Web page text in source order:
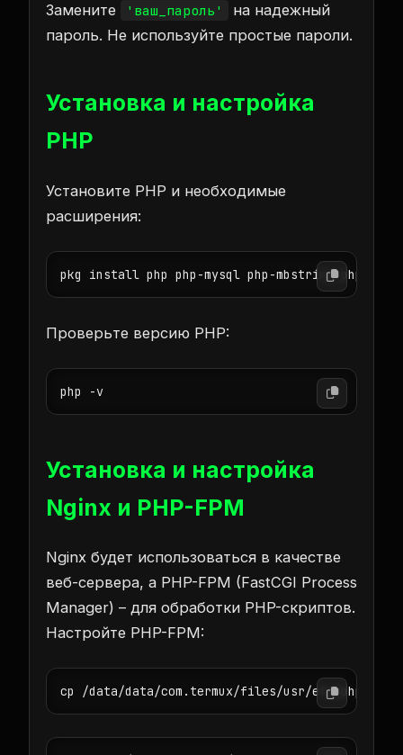
Замените 'ваш_пароль'
на надежный
пароль. Не используйте простые пароли.
Установка и настройка
PHP
Установите PHP и необходимые
расширения:
pkg install php php-mysql php-mbstring php-curl
Проверьте версию PHP:
php -v
Установка и настройка
Nginx и PHP-FPM
Nginx будет использоваться в качестве
веб-сервера, а PHP-FPM (FastCGI Process
Manager) – для обработки PHP-скриптов.
Настройте PHP-FPM:
cp /data/data/com.termux/files/usr/etc/php-